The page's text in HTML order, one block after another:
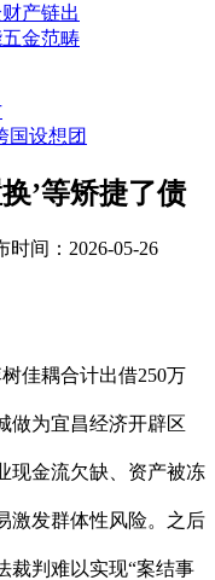
产链出
金范畴
国设想团
’等矫捷了债
时间：2026-05-26
佳耦合计出借250万
做为宜昌经济开辟区
现金流欠缺、资产被冻
激发群体性风险。之后
裁判难以实现“案结事